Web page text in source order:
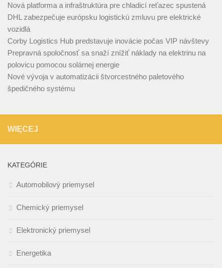
Nová platforma a infraštruktúra pre chladicí reťazec spustená
DHL zabezpečuje európsku logistickú zmluvu pre elektrické
vozidlá
Corby Logistics Hub predstavuje inovácie počas VIP návštevy
Prepravná spoločnosť sa snaží znížiť náklady na elektrinu na
polovicu pomocou solárnej energie
Nové vývoja v automatizácii štvorcestného paletového
špedičného systému
WIĘCEJ
KATEGÓRIE
Automobilový priemysel
Chemický priemysel
Elektronický priemysel
Energetika